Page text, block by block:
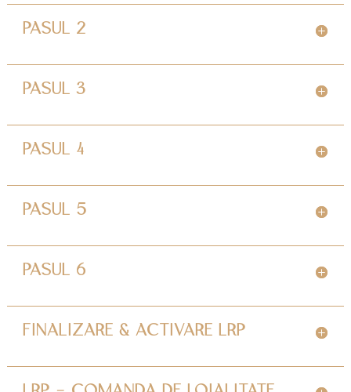
PASUL 2
PASUL 3
PASUL 4
PASUL 5
PASUL 6
FINALIZARE & ACTIVARE LRP